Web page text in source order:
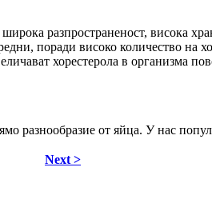
разпространеност, висока
поради високо количество на
хорестерола в организма
разнообразие от яйца. У нас
Next >